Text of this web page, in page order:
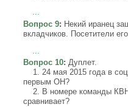
Вопрос 9: Некий иранец
вкладчиков. Посетители
Вопрос 10: Дуплет.
1. 24 мая 2015 года в
первым ОН?
2. В номере команды КВН
сравнивает?